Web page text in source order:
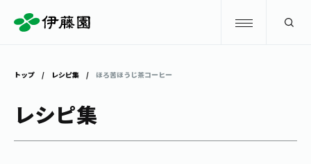
トップ レシピ集 ほろ苦ほうじ茶コーヒー
レシピ集